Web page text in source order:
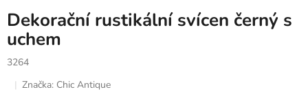
Dekorační rustikální svícen černý s
uchem
3264
Značka: Chic Antique